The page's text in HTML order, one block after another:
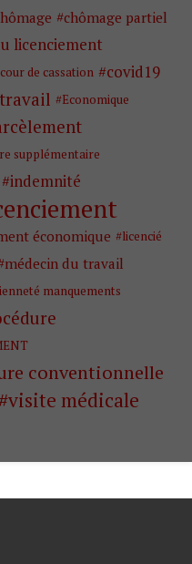
chômage partiel
licenciement
cour de cassation covid19
Economique
supplémentaire
indemnité
économique licencié
médecin du travail
manquements
conventionnelle
visite médicale